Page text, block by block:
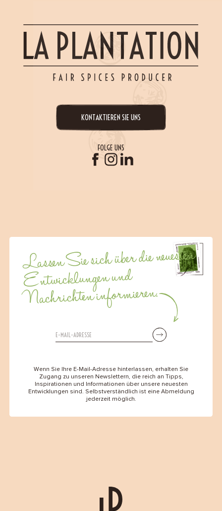
KONTAKTIEREN SIE UNS
FOLGE UNS
Lassen Sie sich über die neuesten
Entwicklungen und
Nachrichten informieren.
Wenn Sie Ihre E-Mail-Adresse hinterlassen, erhalten Sie
Zugang zu unseren Newslettern, die reich an Tipps,
Inspirationen und Informationen über unsere neuesten
Entwicklungen sind. Selbstverständlich ist eine Abmeldung
jederzeit möglich.